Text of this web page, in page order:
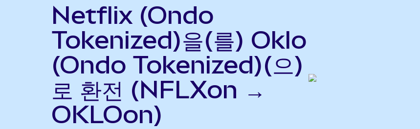
Netflix (Ondo
Tokenized)을(를) Oklo
(Ondo Tokenized)(으)
로 환전 (NFLXon →
OKLOon)